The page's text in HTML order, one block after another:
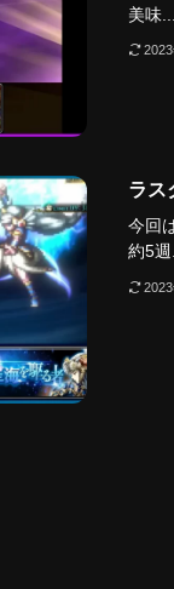
美味
ラス
今回
約5